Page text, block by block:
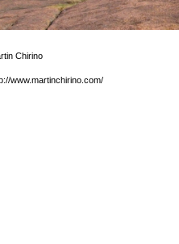
Chirino
www.martinchirino.com/